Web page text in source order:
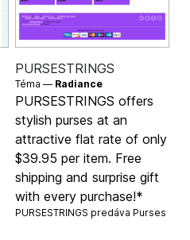
PURSESTRINGS
Téma — Radiance
PURSESTRINGS offers
stylish purses at an
attractive flat rate of only
$39.95 per item. Free
shipping and surprise gift
with every purchase!*
PURSESTRINGS predáva Purses